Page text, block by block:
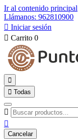
Ir al contenido principal
Llámanos: 962810900
 Iniciar sesión
 Carrito 0

 Todas


Cancelar